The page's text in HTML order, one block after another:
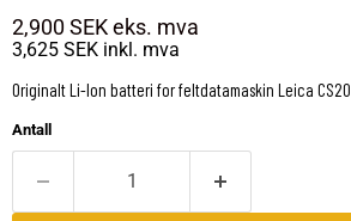
2,900 SEKeks. mva
3,625 SEK inkl. mva
Originalt Li-Ion batteri for feltdatamaskin Leica CS20
Antall